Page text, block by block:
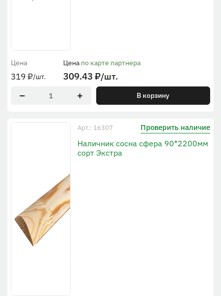
Цена
319 ₽/шт.
Цена по карте партнера
309.43 ₽/шт.
В корзину
Арт.: 16307 Проверить наличие
Наличник сосна сфера 90*2200мм
сорт Экстра